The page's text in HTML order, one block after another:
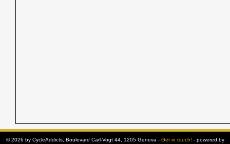
© 2026 by CycleAddicts, Boulevard Carl-Vogt 44, 1205 Geneva - Get in touch! - powered by